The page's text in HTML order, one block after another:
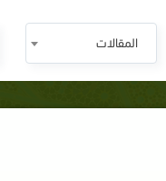
المقالات